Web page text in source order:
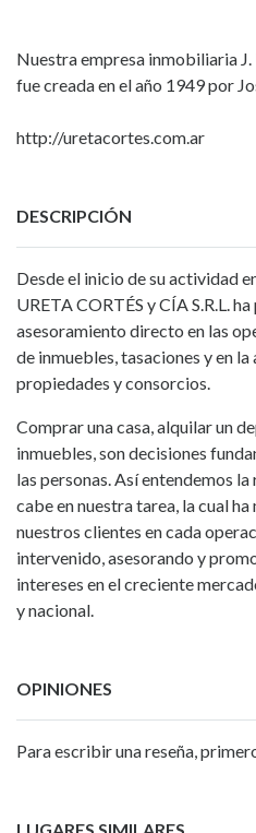
Nuestra empresa inmobiliaria J.
fue creada en el año 1949 por
http://uretacortes.com.ar
DESCRIPCIÓN
Desde el inicio de su actividad
URETA CORTÉS y CÍA S.R.L.
asesoramiento directo en las
de inmuebles, tasaciones y en
propiedades y consorcios.
Comprar una casa, alquilar un
inmuebles, son decisiones
las personas. Así entendemos
cabe en nuestra tarea, la cual
nuestros clientes en cada
intervenido, asesorando y
intereses en el creciente
y nacional.
OPINIONES
Para escribir una reseña,